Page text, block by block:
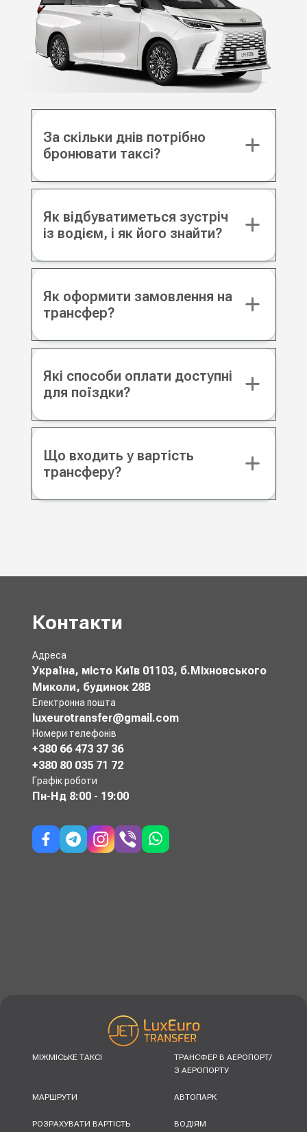
За скільки днів потрібно
бронювати таксі?
Як відбуватиметься зустріч
із водієм, і як його знайти?
Як оформити замовлення на
трансфер?
Які способи оплати доступні
для поїздки?
Що входить у вартість
трансферу?
Контакти
Адреса
Україна, місто Київ 01103, б.Міхновського
Миколи, будинок 28В
Електронна пошта
luxeurotransfer@gmail.com
Номери телефонів
+380 66 473 37 36
+380 80 035 71 72
Графік роботи
Пн-Нд 8:00 - 19:00
МІЖМІСЬКЕ ТАКСІ
ТРАНСФЕР В АЕРОПОРТ/
З АЕРОПОРТУ
МАРШРУТИ АВТОПАРК
РОЗРАХУВАТИ ВАРТІСТЬ ВОДІЯМ